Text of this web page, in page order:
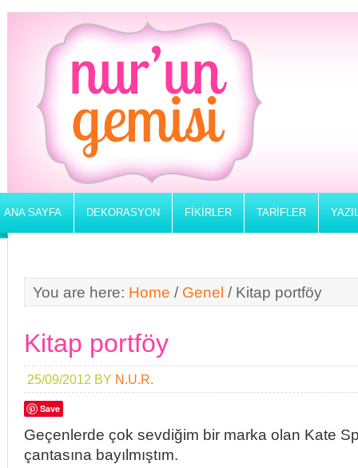
ANA SAYFA DEKORASYON FIKIRLER TARIFLER
You are here: Home / Genel / Kitap portföy
Kitap portföy
25/09/2012 BY N.U.R.
Save
Geçenlerde çok sevdiğim bir marka olan Kate
çantasına bayılmıştım.